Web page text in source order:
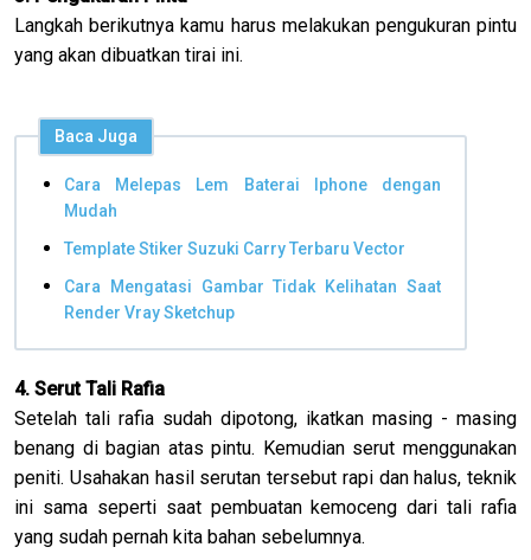
Langkah berikutnya kamu harus melakukan pengukuran pintu
yang akan dibuatkan tirai ini.
Baca Juga
Cara Melepas Lem Baterai Iphone dengan
Mudah
Template Stiker Suzuki Carry Terbaru Vector
Cara Mengatasi Gambar Tidak Kelihatan Saat
Render Vray Sketchup
4. Serut Tali Rafia
Setelah tali rafia sudah dipotong, ikatkan masing - masing
benang di bagian atas pintu. Kemudian serut menggunakan
peniti. Usahakan hasil serutan tersebut rapi dan halus, teknik
ini sama seperti saat pembuatan kemoceng dari tali rafia
yang sudah pernah kita bahan sebelumnya.